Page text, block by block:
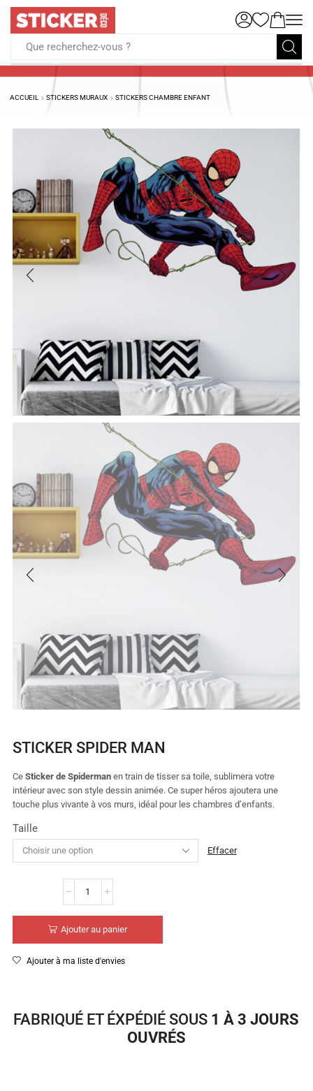
Que recherchez-vous ?
ACCUEIL STICKERS MURAUX STICKERS CHAMBRE ENFANT
STICKER SPIDER MAN
Ce Sticker de Spiderman en train de tisser sa toile, sublimera votre
intérieur avec son style dessin animée. Ce super héros ajoutera une
touche plus vivante à vos murs, idéal pour les chambres d’enfants.
Taille
Effacer
Ajouter au panier
Ajouter à ma liste d'envies
FABRIQUÉ ET ÉXPÉDIÉ SOUS 1 À 3 JOURS
OUVRÉS